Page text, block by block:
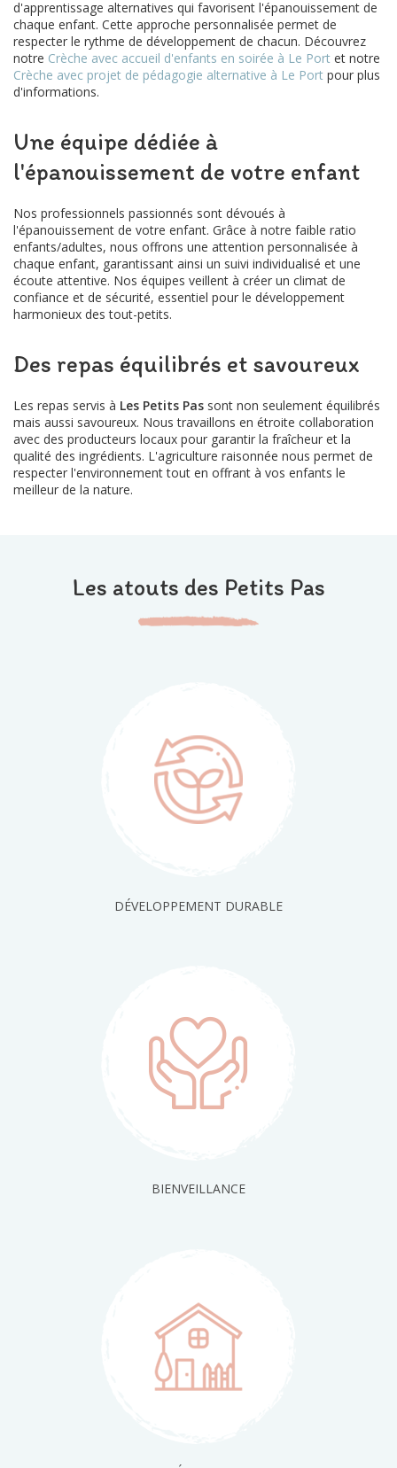
d'apprentissage alternatives qui favorisent l'épanouissement de
chaque enfant. Cette approche personnalisée permet de
respecter le rythme de développement de chacun. Découvrez
notre Crèche avec accueil d'enfants en soirée à Le Port et notre
Crèche avec projet de pédagogie alternative à Le Port pour plus
d'informations.
Une équipe dédiée à
l'épanouissement de votre enfant
Nos professionnels passionnés sont dévoués à
l'épanouissement de votre enfant. Grâce à notre faible ratio
enfants/adultes, nous offrons une attention personnalisée à
chaque enfant, garantissant ainsi un suivi individualisé et une
écoute attentive. Nos équipes veillent à créer un climat de
confiance et de sécurité, essentiel pour le développement
harmonieux des tout-petits.
Des repas équilibrés et savoureux
Les repas servis à Les Petits Pas sont non seulement équilibrés
mais aussi savoureux. Nous travaillons en étroite collaboration
avec des producteurs locaux pour garantir la fraîcheur et la
qualité des ingrédients. L'agriculture raisonnée nous permet de
respecter l'environnement tout en offrant à vos enfants le
meilleur de la nature.
Les atouts des Petits Pas
DÉVELOPPEMENT DURABLE
BIENVEILLANCE